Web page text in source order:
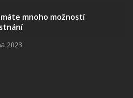
máte mnoho možností
2023